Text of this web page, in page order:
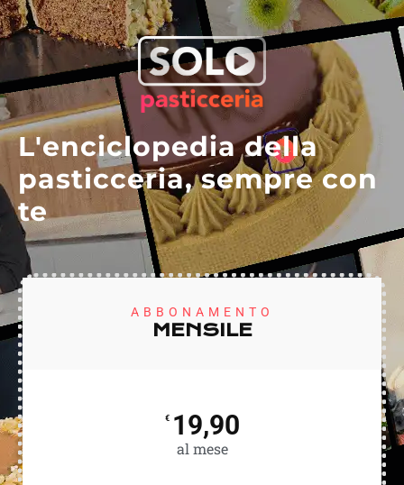
L'enciclopedia della
pasticceria, sempre con
te
ABBONAMENTO
MENSILE
€ 19,90
al mese